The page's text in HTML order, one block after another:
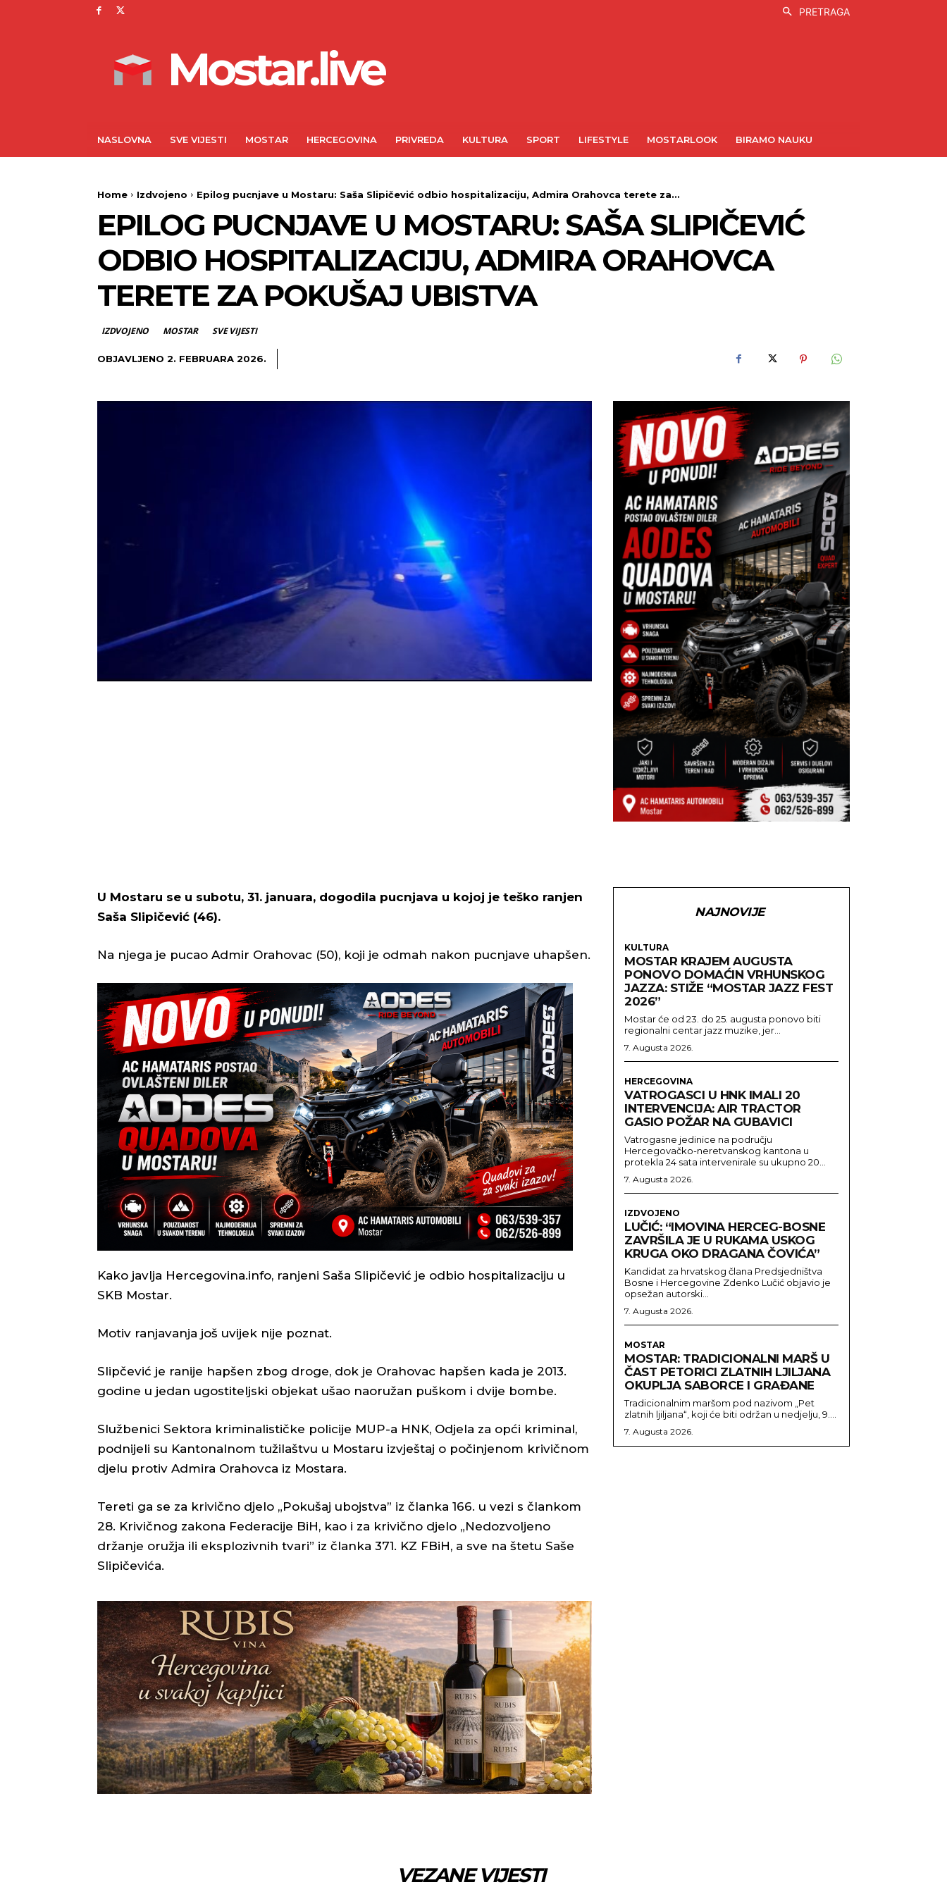
PRETRAGA
Mostar.live
NASLOVNA SVE VIJESTI MOSTAR HERCEGOVINA PRIVREDA KULTURA SPORT LIFESTYLE MOSTARLOOK BIRAMO NAUKU
Home Izdvojeno Epilog pucnjave u Mostaru: Saša Slipičević odbio hospitalizaciju, Admira Orahovca terete za...
EPILOG PUCNJAVE U MOSTARU: SAŠA SLIPIČEVIĆ
ODBIO HOSPITALIZACIJU, ADMIRA ORAHOVCA
TERETE ZA POKUŠAJ UBISTVA
IZDVOJENO MOSTAR SVE VIJESTI
OBJAVLJENO 2. FEBRUARA 2026.
U Mostaru se u subotu, 31. januara, dogodila pucnjava u kojoj je teško ranjen
Saša Slipičević (46).
Na njega je pucao Admir Orahovac (50), koji je odmah nakon pucnjave uhapšen.
Kako javlja Hercegovina.info, ranjeni Saša Slipičević je odbio hospitalizaciju u
SKB Mostar.
Motiv ranjavanja još uvijek nije poznat.
Slipčević je ranije hapšen zbog droge, dok je Orahovac hapšen kada je 2013.
godine u jedan ugostiteljski objekat ušao naoružan puškom i dvije bombe.
Službenici Sektora kriminalističke policije MUP-a HNK, Odjela za opći kriminal,
podnijeli su Kantonalnom tužilaštvu u Mostaru izvještaj o počinjenom krivičnom
djelu protiv Admira Orahovca iz Mostara.
Tereti ga se za krivično djelo „Pokušaj ubojstva” iz članka 166. u vezi s člankom
28. Krivičnog zakona Federacije BiH, kao i za krivično djelo „Nedozvoljeno
držanje oružja ili eksplozivnih tvari” iz članka 371. KZ FBiH, a sve na štetu Saše
Slipičevića.
NAJNOVIJE
KULTURA
MOSTAR KRAJEM AUGUSTA
PONOVO DOMAĆIN VRHUNSKOG
JAZZA: STIŽE “MOSTAR JAZZ FEST
2026”
Mostar će od 23. do 25. augusta ponovo biti
regionalni centar jazz muzike, jer...
7. Augusta 2026.
HERCEGOVINA
VATROGASCI U HNK IMALI 20
INTERVENCIJA: AIR TRACTOR
GASIO POŽAR NA GUBAVICI
Vatrogasne jedinice na području
Hercegovačko-neretvanskog kantona u
protekla 24 sata intervenirale su ukupno 20...
7. Augusta 2026.
IZDVOJENO
LUČIĆ: “IMOVINA HERCEG-BOSNE
ZAVRŠILA JE U RUKAMA USKOG
KRUGA OKO DRAGANA ČOVIĆA”
Kandidat za hrvatskog člana Predsjedništva
Bosne i Hercegovine Zdenko Lučić objavio je
opsežan autorski...
7. Augusta 2026.
MOSTAR
MOSTAR: TRADICIONALNI MARŠ U
ČAST PETORICI ZLATNIH LJILJANA
OKUPLJA SABORCE I GRAĐANE
Tradicionalnim maršom pod nazivom „Pet
zlatnih ljiljana“, koji će biti održan u nedjelju, 9....
7. Augusta 2026.
VEZANE VIJESTI